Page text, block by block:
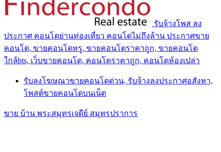
รับจ้างโพส ลง
ประกาศ คอนโดย่านท่องเที่ยว คอนโดไม่ถึงล้าน ประกาศขาย
คอนโด, ขายคอนโดหรู, ขายคอนโดราคาถูก, ขายคอนโด
ใกล้bts, เว็บขายคอนโด, คอนโดราคาถูก, คอนโดห้องเปล่า
รับลงโฆษณาขายคอนโดด่วน, รับจ้างลงประกาศอสังหา,
โพสต์ขายคอนโดบนเน็ต
ขาย บ้าน พระสมุทรเจดีย์ สมุทรปราการ